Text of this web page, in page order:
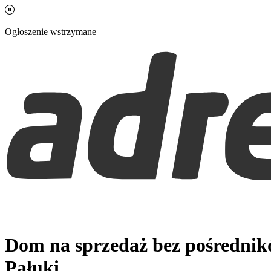
Ogłoszenie wstrzymane
Dom na sprzedaż bez